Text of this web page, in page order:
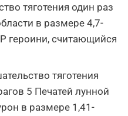
тяготения один раз
в размере 4,7-
героини, считающийся
тяготения
5 Печатей лунной
в размере 1,41-